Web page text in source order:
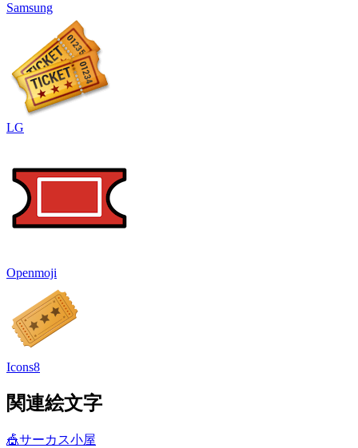
Samsung
LG
Openmoji
Icons8
関連絵文字
🎪サーカス小屋